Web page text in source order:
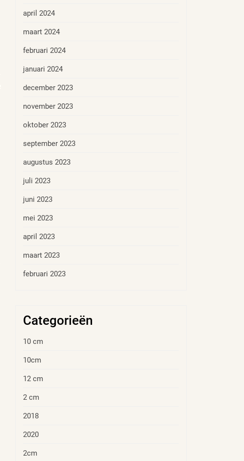
april 2024
maart 2024
februari 2024
januari 2024
december 2023
november 2023
oktober 2023
september 2023
augustus 2023
juli 2023
juni 2023
mei 2023
april 2023
maart 2023
februari 2023
Categorieën
10 cm
10cm
12 cm
2 cm
2018
2020
2cm